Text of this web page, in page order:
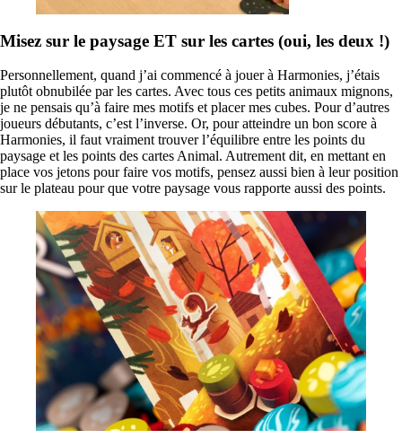
Misez sur le paysage ET sur les cartes (oui, les deux !)
Personnellement, quand j’ai commencé à jouer à Harmonies, j’étais
plutôt obnubilée par les cartes. Avec tous ces petits animaux mignons,
je ne pensais qu’à faire mes motifs et placer mes cubes. Pour d’autres
joueurs débutants, c’est l’inverse. Or, pour atteindre un bon score à
Harmonies, il faut vraiment trouver l’équilibre entre les points du
paysage et les points des cartes Animal. Autrement dit, en mettant en
place vos jetons pour faire vos motifs, pensez aussi bien à leur position
sur le plateau pour que votre paysage vous rapporte aussi des points.